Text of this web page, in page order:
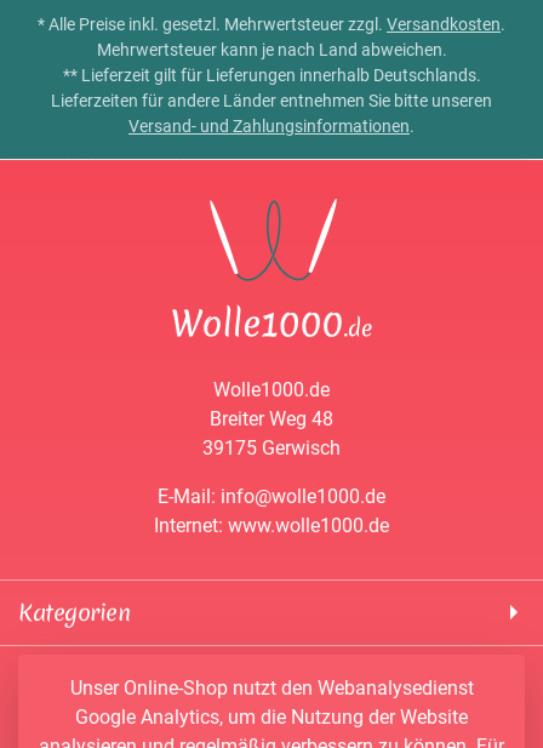
* Alle Preise inkl. gesetzl. Mehrwertsteuer zzgl. Versandkosten.
Mehrwertsteuer kann je nach Land abweichen.
** Lieferzeit gilt für Lieferungen innerhalb Deutschlands.
Lieferzeiten für andere Länder entnehmen Sie bitte unseren
Versand- und Zahlungsinformationen.
Wolle1000.de
Breiter Weg 48
39175 Gerwisch
E-Mail: info@wolle1000.de
Internet: www.wolle1000.de
Kategorien
ALIZE Yarns
Bobbel
Service & Informationen
Konto
Unser Online-Shop nutzt den Webanalysedienst
Google Analytics, um die Nutzung der Website